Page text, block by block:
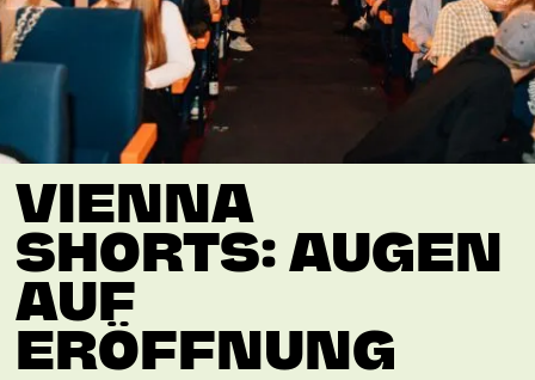
VIENNA
SHORTS: AUGEN
AUF
ERÖFFNUNG